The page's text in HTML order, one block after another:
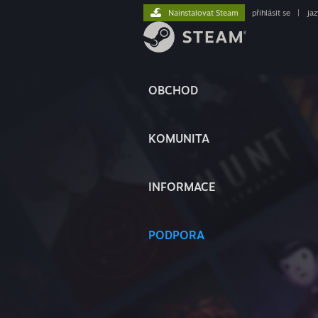
OBCHOD
KOMUNITA
INFORMACE
PODPORA
Nainstalovat Steam přihlásit se